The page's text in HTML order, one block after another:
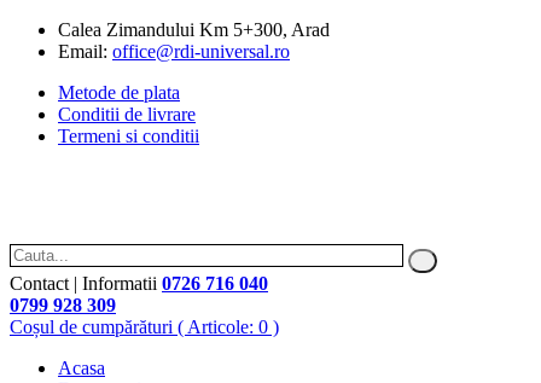
Calea Zimandului Km 5+300, Arad
Email: office@rdi-universal.ro
Metode de plata
Conditii de livrare
Termeni si conditii
Contact | Informatii 0726 716 040
0799 928 309
Coșul de cumpărături ( Articole: 0 )
Acasa